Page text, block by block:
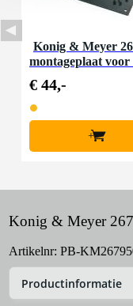
Konig & Meyer
montageplaat voor
€ 44,-
+
Konig & Meyer
Artikelnr: PB-
Productinformatie